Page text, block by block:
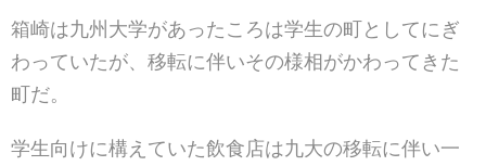
箱崎は九州大学があったころは学生の町としてにぎ
わっていたが、移転に伴いその様相がかわってきた
町だ。
学生向けに構えていた飲食店は九大の移転に伴い一